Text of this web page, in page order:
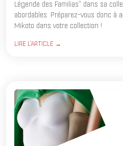
Légende des Familias" dans sa
abordables. Préparez-vous donc à
Mikoto dans votre collection !
LIRE L'ARTICLE →